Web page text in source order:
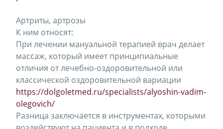
Артриты, артрозы
К ним относят:
При лечении мануальной терапией врач делает
массаж, который имеет принципиальные
отличия от лечебно-оздоровительной или
классической оздоровительной вариации
https://dolgoletmed.ru/specialists/alyoshin-vadim-
olegovich/
Разница заключается в инструментах, которыми